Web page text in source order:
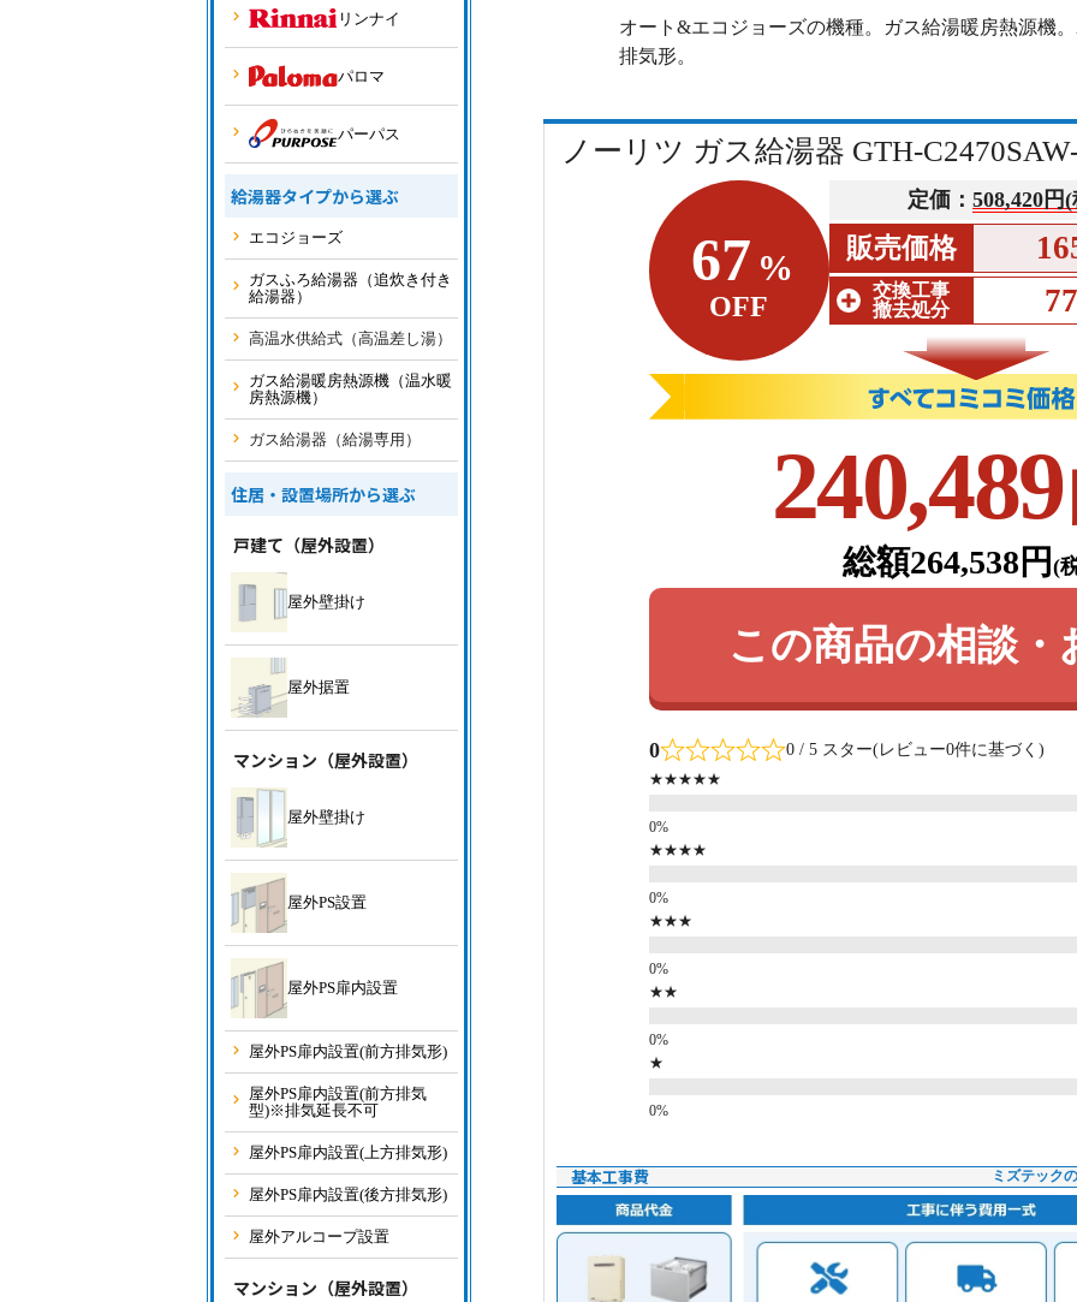
オート&エコジョーズの機種。ガス給湯暖房熱源機
排気形。
ノーリツ ガス給湯器 GTH-
67 %
OFF
定価： 508,420円
販売価格
交換工事
撤去処分
240,489
総額264,538円 (
この商品の相談・
0 0 / 5 スター(レビュー0件に基づく)
★★★★★
★★★★
★★★
★★
★
基本工事費 ミズテック
リンナイ
パロマ
パーパス
給湯器タイプから選ぶ
エコジョーズ
ガスふろ給湯器（追炊き付き
給湯器）
高温水供給式（高温差し湯）
ガス給湯暖房熱源機（温水暖
房熱源機）
ガス給湯器（給湯専用）
住居・設置場所から選ぶ
戸建て（屋外設置）
屋外壁掛け
屋外据置
マンション（屋外設置）
屋外壁掛け
屋外PS設置
屋外PS扉内設置
屋外PS扉内設置(前方排気形)
屋外PS扉内設置(前方排気
型)※排気延長不可
屋外PS扉内設置(上方排気形)
屋外PS扉内設置(後方排気形)
屋外アルコープ設置
マンション（屋外設置）